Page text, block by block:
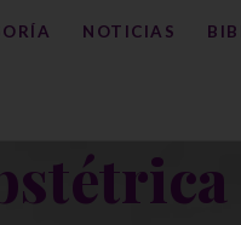
NOTICIAS